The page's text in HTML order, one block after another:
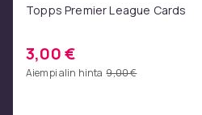
Topps Premier League Cards
3,00 €
Aiempi alin hinta 9,00 €